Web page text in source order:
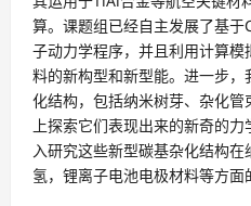
算。课题组已经自主发展了基
子动力学程序，并且利用计算
料的新构型和新型能。进一步
化结构，包括纳米树芽、杂化
上探索它们表现出来的新奇的
入研究这些新型碳基杂化结构
氢，锂离子电池电极材料等方面